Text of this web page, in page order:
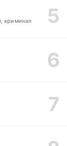
криминал